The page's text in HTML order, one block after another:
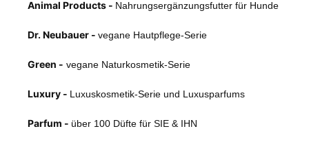
Animal Products - Nahrungsergänzungsfutter für Hunde
Dr. Neubauer - vegane Hautpflege-Serie
Green - vegane Naturkosmetik-Serie
Luxury - Luxuskosmetik-Serie und Luxusparfums
Parfum - über 100 Düfte für SIE & IHN